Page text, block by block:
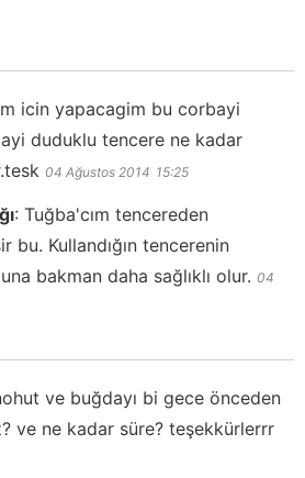
icin yapacagim bu corbayi
duduklu tencere ne kadar
04 Ağustos 2014 15:25
: Tuğba'cım tencereden
bu. Kullandığın tencerenin
bakman daha sağlıklı olur. 04
ve buğdayı bi gece önceden
ve ne kadar süre? teşekkürlerrr